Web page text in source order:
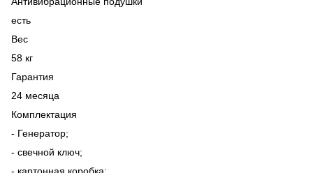
есть
Вес
58 кг
Гарантия
24 месяца
Комплектация
- Генератор;
- свечной ключ;